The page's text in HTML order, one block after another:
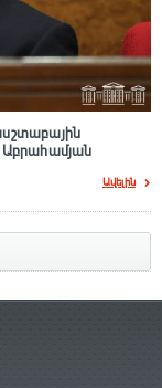
Աբրահամյան
Ավելին